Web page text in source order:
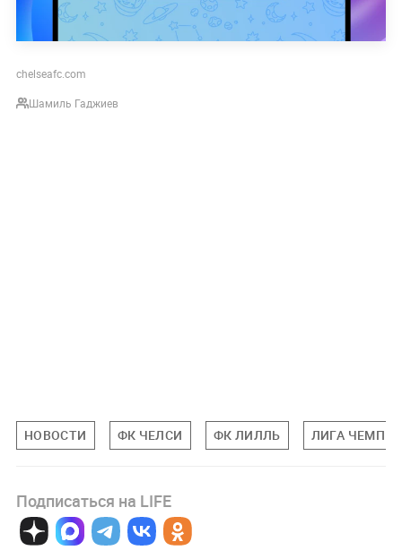
chelseafc.com
Шамиль Гаджиев
НОВОСТИ ФК ЧЕЛСИ ФК ЛИЛЛЬ ЛИГА
Подписаться на LIFE